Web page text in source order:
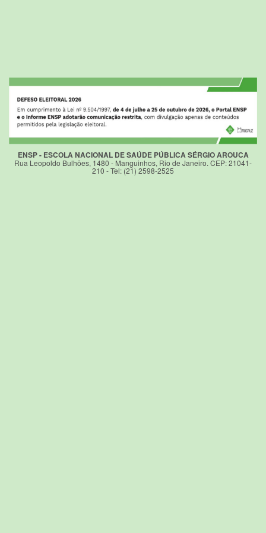
ENSP - ESCOLA NACIONAL DE SAÚDE PÚBLICA SÉRGIO AROUCA
Rua Leopoldo Bulhões, 1480 - Manguinhos, Rio de Janeiro. CEP: 21041-
210 - Tel: (21) 2598-2525